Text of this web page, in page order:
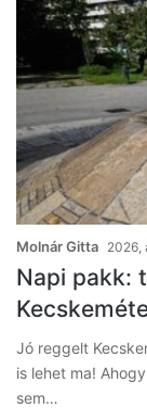
Molnár Gitta 2026,
Napi pakk:
Jó reggelt
is lehet ma!
sem…